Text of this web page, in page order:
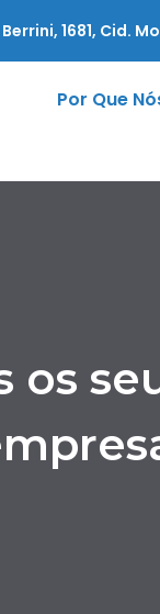
1681, Cid.
Por Que
os